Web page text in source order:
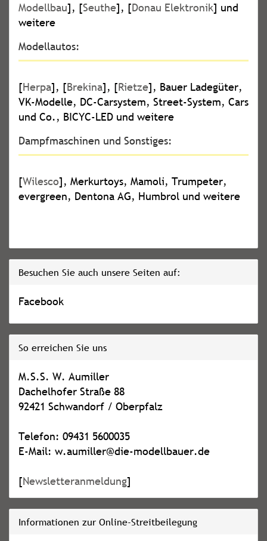
Modellbau], [Seuthe], [Donau Elektronik] und
weitere
Modellautos:
[Herpa], [Brekina], [Rietze], Bauer Ladegüter,
VK-Modelle, DC-Carsystem, Street-System, Cars
und Co., BICYC-LED und weitere
Dampfmaschinen und Sonstiges:
[Wilesco], Merkurtoys, Mamoli, Trumpeter,
evergreen, Dentona AG, Humbrol und weitere
Besuchen Sie auch unsere Seiten auf:
Facebook
So erreichen Sie uns
M.S.S. W. Aumiller
Dachelhofer Straße 88
92421 Schwandorf / Oberpfalz
Telefon: 09431 5600035
E-Mail: w.aumiller@die-modellbauer.de
[Newsletteranmeldung]
Informationen zur Online-Streitbeilegung